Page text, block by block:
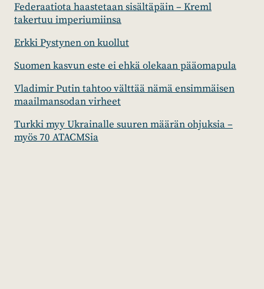
Federaatiota haastetaan sisältäpäin – Kreml
takertuu imperiumiinsa
Erkki Pystynen on kuollut
Suomen kasvun este ei ehkä olekaan pääomapula
Vladimir Putin tahtoo välttää nämä ensimmäisen
maailmansodan virheet
Turkki myy Ukrainalle suuren määrän ohjuksia –
myös 70 ATACMSia